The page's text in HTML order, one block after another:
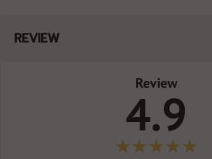
REVIEW
Review
4.9